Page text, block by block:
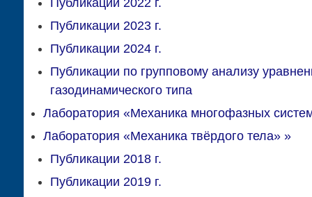
Публикации 2022 г.
Публикации 2023 г.
Публикации 2024 г.
Публикации по групповому анализу
газодинамического типа
Лаборатория «Механика многофазных
Лаборатория «Механика твёрдого тела»»
Публикации 2018 г.
Публикации 2019 г.